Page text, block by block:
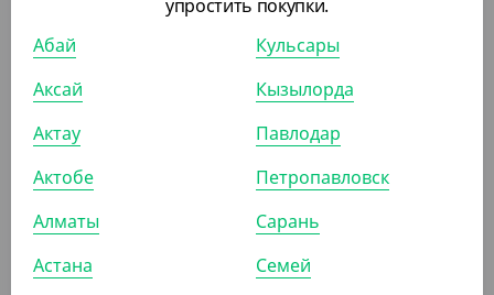
1 086.30
(1 086.30
кислотный, 0,5 л
ШТ КОР (12)
АРТ. 42086
упростить покупки.
Абай
Аксай
Актау
Актобе
Алматы
Астана
Кульсары
Кызылорда
Павлодар
Петропавловск
Сарань
Семей